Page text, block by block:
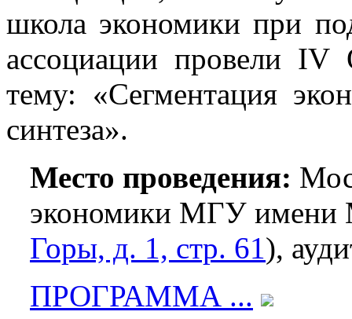
школа экономики при
ассоциации провели IV
тему: «Сегментация
синтеза».
Место проведения:
экономики МГУ имени
Горы, д. 1, стр. 61),
ПРОГРАММА ...